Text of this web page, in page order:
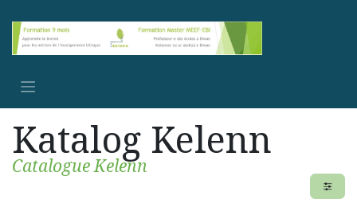
Katalog Kelenn
Catalogue Kelenn